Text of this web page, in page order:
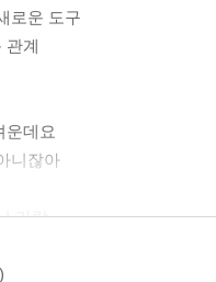
로운 도구
관계
운데요
니잖아
가람